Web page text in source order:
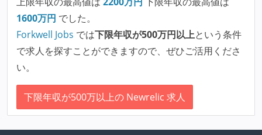
1600万円 でした。
Forkwell Jobs では下限年収が500万円以上という条件
で求人を探すことができますので、ぜひご活用くださ
い。
下限年収が500万以上の Newrelic 求人